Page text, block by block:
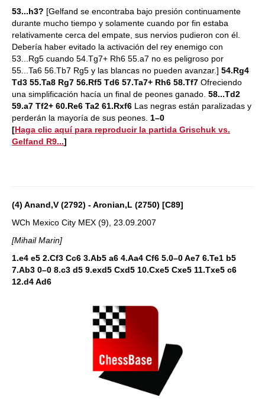
53...h3? [Gelfand se encontraba bajo presión continuamente
durante mucho tiempo y solamente cuando por fin estaba
relativamente cerca del empate, sus nervios pudieron con él.
Debería haber evitado la activación del rey enemigo con
53...Rg5 cuando 54.Tg7+ Rh6 55.a7 no es peligroso por
55...Ta6 56.Tb7 Rg5 y las blancas no pueden avanzar.] 54.Rg4
Td3 55.Ta8 Rg7 56.Rf5 Td6 57.Ta7+ Rh6 58.Tf7 Ofreciendo
una simplificación hacía un final de peones ganado. 58...Td2
59.a7 Tf2+ 60.Re6 Ta2 61.Rxf6 Las negras están paralizadas y
perderán la mayoría de sus peones. 1–0
[Haga clic aquí para reproducir la partida Grischuk vs.
Gelfand R9...]
(4) Anand,V (2792) - Aronian,L (2750) [C89]
WCh Mexico City MEX (9), 23.09.2007
[Mihail Marin]
1.e4 e5 2.Cf3 Cc6 3.Ab5 a6 4.Aa4 Cf6 5.0–0 Ae7 6.Te1 b5
7.Ab3 0–0 8.c3 d5 9.exd5 Cxd5 10.Cxe5 Cxe5 11.Txe5 c6
12.d4 Ad6